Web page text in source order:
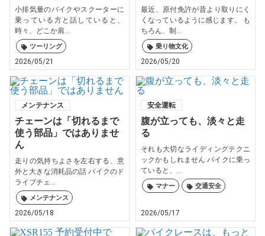
小排気量のバイクやスクーターに
乗っている方と話していると、
時々、どこか肩...
ツーリング
2026/05/21
最近、原付免許が昔より取りにく
くなっているように感じます。 も
ちろん、制...
乗り物文化
2026/05/20
メンテナンス
チェーンは「切れるまで
使う部品」ではありませ
ん
走りの気持ちよさを左右する、意
外と大きな消耗品の話 バイクのド
ライブチェ...
メンテナンス
2026/05/18
安全運転
腹が立っても、淡々と走
る
それも大切なライディングテクニ
ックかもしれません バイクに乗っ
ていると、...
マナー 交通安全
2026/05/17